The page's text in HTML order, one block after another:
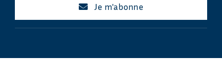
Je m'abonne